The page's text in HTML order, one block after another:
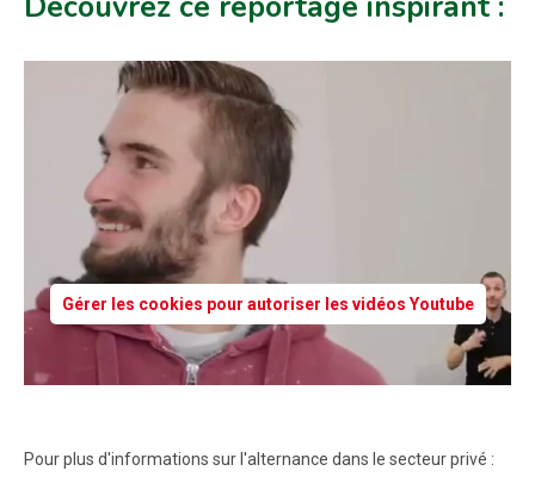
Gérer les cookies pour autoriser les vidéos Youtube
Pour plus d'informations sur l'alternance dans le secteur privé :